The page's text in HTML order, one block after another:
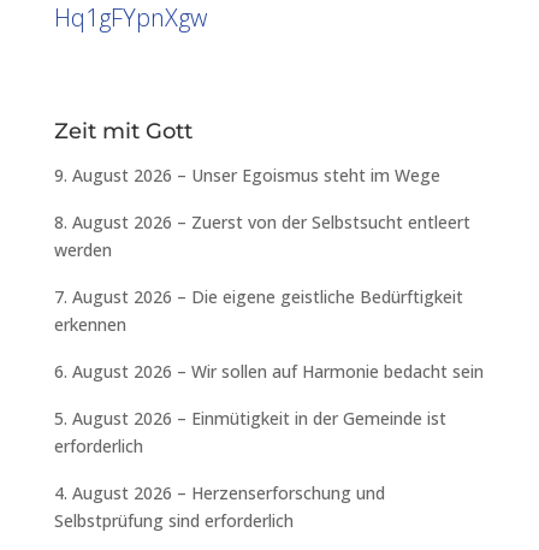
Hq1gFYpnXgw
Zeit mit Gott
9. August 2026 – Unser Egoismus steht im Wege
8. August 2026 – Zuerst von der Selbstsucht entleert
werden
7. August 2026 – Die eigene geistliche Bedürftigkeit
erkennen
6. August 2026 – Wir sollen auf Harmonie bedacht sein
5. August 2026 – Einmütigkeit in der Gemeinde ist
erforderlich
4. August 2026 – Herzenserforschung und
Selbstprüfung sind erforderlich